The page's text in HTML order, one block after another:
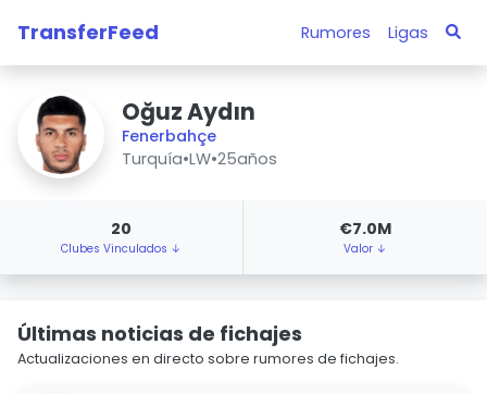
TransferFeed Rumores Ligas
Oğuz Aydın
Fenerbahçe
Turquía•LW•25años
20
Clubes Vinculados ↓
€7.0M
Valor ↓
Últimas noticias de fichajes
Actualizaciones en directo sobre rumores de fichajes.